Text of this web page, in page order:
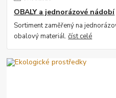
OBALY a jednorázové nádobí
Sortiment zaměřený na
obalový materiál.číst celé